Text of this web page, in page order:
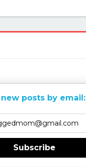
posts by email:
Subscribe